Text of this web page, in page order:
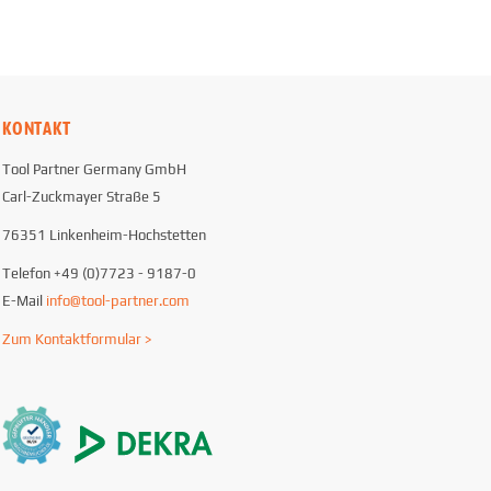
KONTAKT
Tool Partner Germany GmbH
Carl-Zuckmayer Straße 5
76351 Linkenheim-Hochstetten
Telefon +49 (0)7723 - 9187-0
E-Mail info@tool-partner.com
Zum Kontaktformular >